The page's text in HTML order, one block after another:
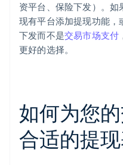
资平台、保险下发）。
现有平台添加提现功能，
下发而不是交易市场支付
更好的选择。
如何为您
合适的提